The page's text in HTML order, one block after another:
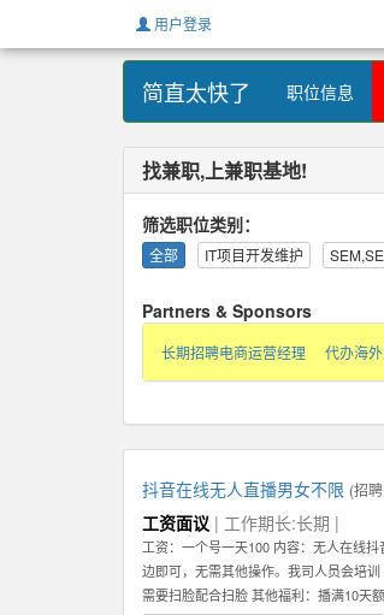
用户登录
简直太快了 职位信息
找兼职,上兼职基地!
筛选职位类别：
全部 IT项目开发维护
Partners & Sponsors
长期招聘电商运营经理 代办海
抖音在线无人直播男女不限 (招
工资面议 | 工作期长:长期 |
工资：一个号一天100 内容：无人在线
边即可，无需其他操作。我司人员会培
需要扫脸配合扫脸 其他福利：播满10天